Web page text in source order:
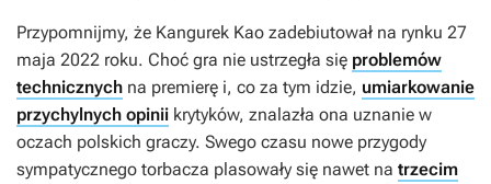
Przypomnijmy, że Kangurek Kao zadebiutował na rynku 27
maja 2022 roku. Choć gra nie ustrzegła się problemów
technicznych na premierę i, co za tym idzie, umiarkowanie
przychylnych opinii krytyków, znalazła ona uznanie w
oczach polskich graczy. Swego czasu nowe przygody
sympatycznego torbacza plasowały się nawet na trzecim